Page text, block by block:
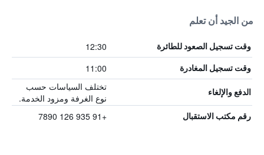
من الجيد أن تعلم
وقت تسجيل الصعود للطائرة 12:30
وقت تسجيل المغادرة 11:00
الدفع والإلغاء
تختلف السياسات حسب
نوع الغرفة ومزود الخدمة.
رقم مكتب الاستقبال +91 935 126 7890